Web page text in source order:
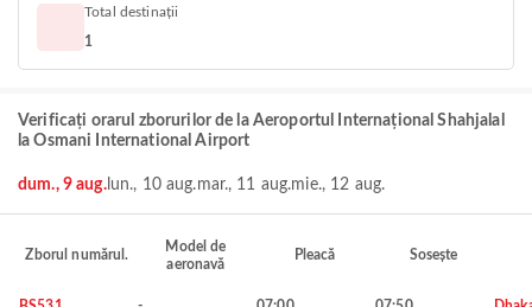
Total destinații
1
Verificați orarul zborurilor de la Aeroportul Internațional Shahjalal
la Osmani International Airport
dum., 9 aug.lun., 10 aug.mar., 11 aug.mie., 12 aug.
Zborul numărul.
Model de
aeronavă
Pleacă Sosește